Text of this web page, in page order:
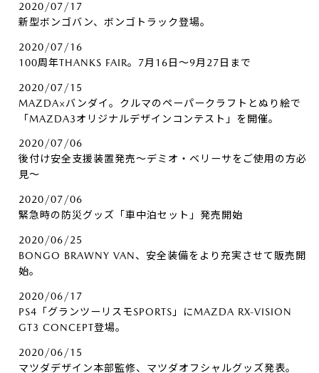
2020/07/17
新型ボンゴバン、ボンゴトラック登場。
2020/07/16
100周年THANKS FAIR。7月16日～9月27日まで
2020/07/15
MAZDA×バンダイ。クルマのペーパークラフトとぬり絵で
「MAZDA3オリジナルデザインコンテスト」を開催。
2020/07/06
後付け安全支援装置発売～デミオ・ベリーサをご使用の方必
見～
2020/07/06
緊急時の防災グッズ「車中泊セット」発売開始
2020/06/25
BONGO BRAWNY VAN、安全装備をより充実させて販売開
始。
2020/06/17
PS4「グランツーリスモSPORTS」にMAZDA RX-VISION
GT3 CONCEPT登場。
2020/06/15
マツダデザイン本部監修、マツダオフシャルグッズ発表。